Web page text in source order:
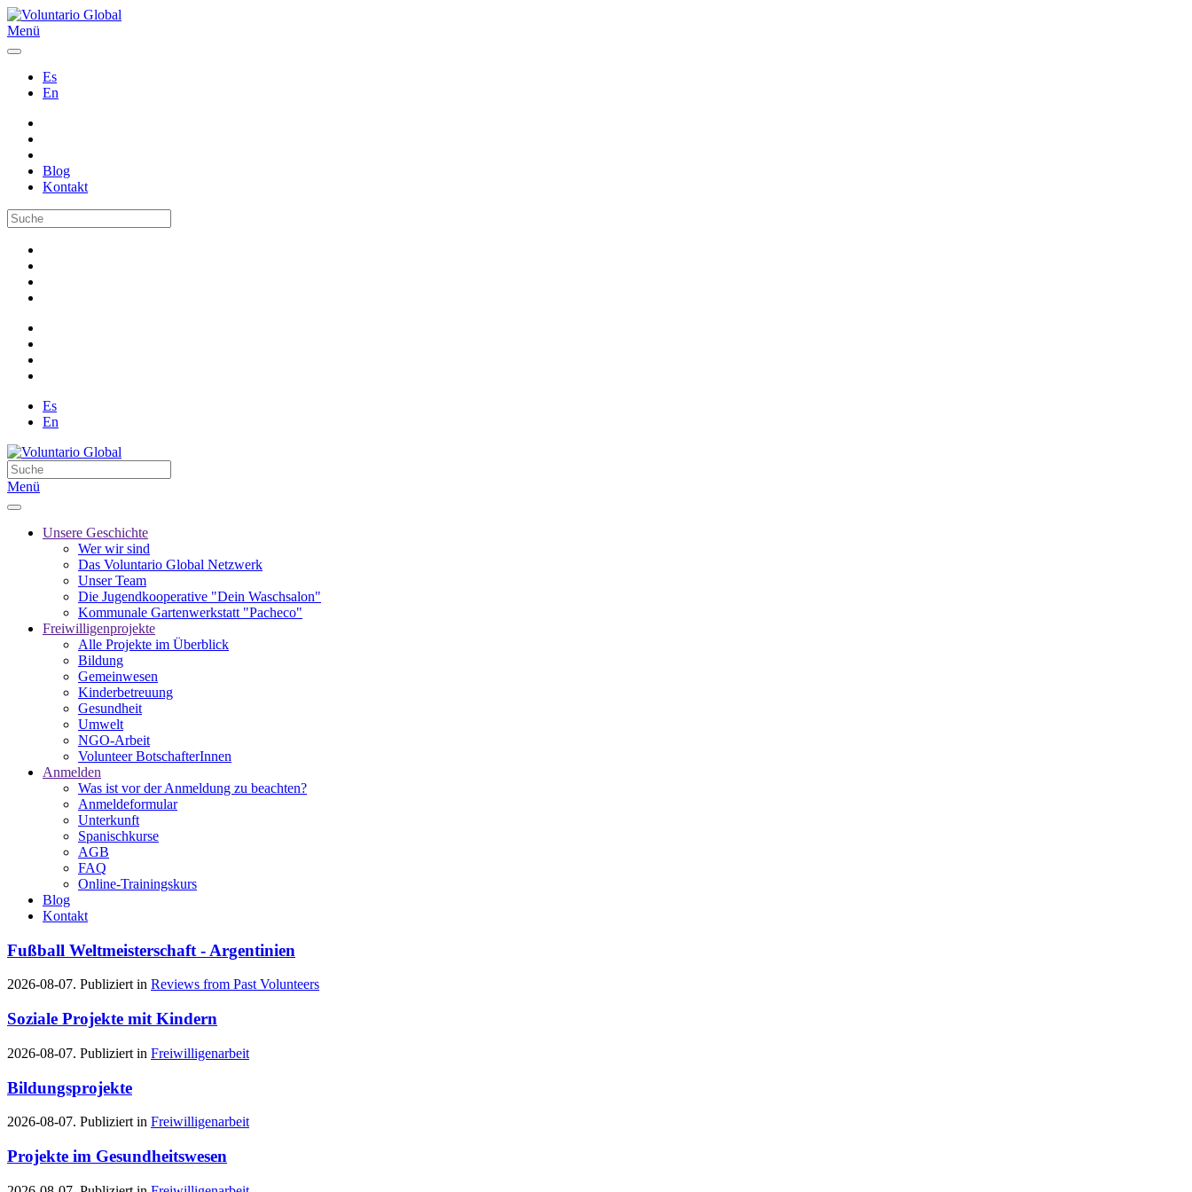
Menü
Es
En
Blog
Kontakt
Es
En
Menü
Unsere Geschichte
Wer wir sind
Das Voluntario Global Netzwerk
Unser Team
Die Jugendkooperative "Dein Waschsalon"
Kommunale Gartenwerkstatt "Pacheco"
Freiwilligenprojekte
Alle Projekte im Überblick
Bildung
Gemeinwesen
Kinderbetreuung
Gesundheit
Umwelt
NGO-Arbeit
Volunteer BotschafterInnen
Anmelden
Was ist vor der Anmeldung zu beachten?
Anmeldeformular
Unterkunft
Spanischkurse
AGB
FAQ
Online-Trainingskurs
Blog
Kontakt
Fußball Weltmeisterschaft - Argentinien
2026-08-07. Publiziert in Reviews from Past Volunteers
Soziale Projekte mit Kindern
2026-08-07. Publiziert in Freiwilligenarbeit
Bildungsprojekte
2026-08-07. Publiziert in Freiwilligenarbeit
Projekte im Gesundheitswesen